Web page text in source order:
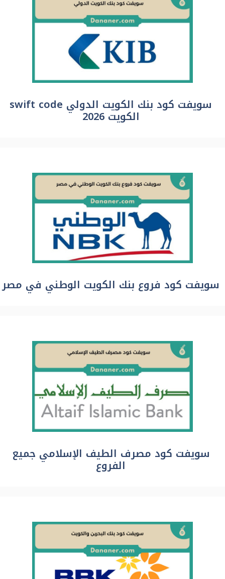
سويفت كود بنك الكويت الدولي swift code
الكويت 2026
سويفت كود فروع بنك الكويت الوطني في مصر
سويفت كود مصرف الطيف الإسلامي جميع
الفروع